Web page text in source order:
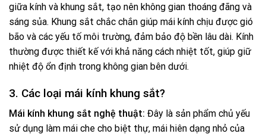
giữa kính và khung sắt, tạo nên không gian thoáng đãng và
sáng sủa. Khung sắt chắc chắn giúp mái kính chịu được gió
bão và các yếu tố môi trường, đảm bảo độ bền lâu dài. Kính
thường được thiết kế với khả năng cách nhiệt tốt, giúp giữ
nhiệt độ ổn định trong không gian bên dưới.
3. Các loại mái kính khung sắt?
Mái kính khung sắt nghệ thuật: Đây là sản phẩm chủ yếu
sử dụng làm mái che cho biệt thự, mái hiên dạng nhỏ của